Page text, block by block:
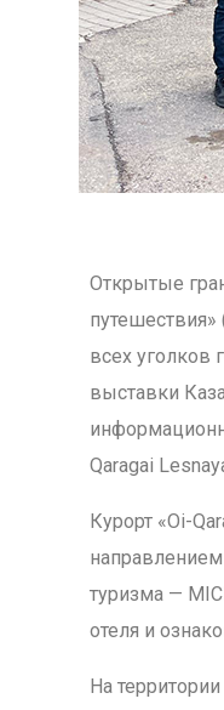
Открытые
всех уголков
выставки
Qaragai
Курорт «Oi-
туризма —
отеля и
На